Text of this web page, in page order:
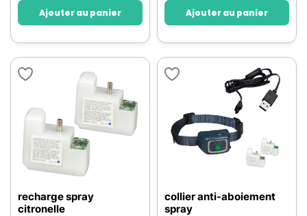
Ajouter au panier Ajouter au panier
recharge spray
citronelle
collier anti-aboiement
spray